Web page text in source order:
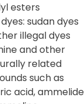
esters
sudan dyes
illegal dyes
and other
related
such as
acid, ammelide